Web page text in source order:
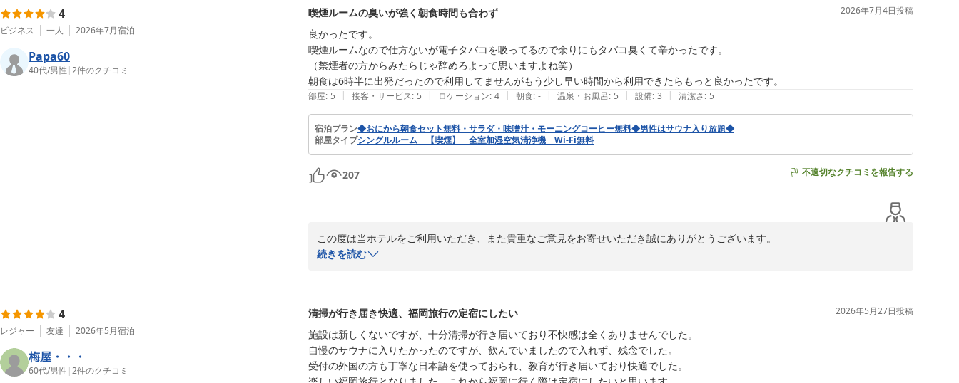
一方で、天神駅からホテルまでの道順が分かりづらかったとのご意見をお寄せいただき、ありがとうございます。初めてお越しの
お客様にも安心してお越しいただけるよう、アクセス案内の改善に努めてまいります。
また福岡へお越しの際には、ぜひ当ホテルをご利用くださいませ。
平和台ホテル天神
2026-07-09
4
ビジネス 一人 2026年7月宿泊
Papa60
40代/男性 |2件のクチコミ
喫煙ルームの臭いが強く朝食時間も合わず 2026年7月4日投稿
良かったです。
喫煙ルームなので仕方ないが電子タバコを吸ってるので余りにもタバコ臭くて辛かったです。
（禁煙者の方からみたらじゃ辞めろよって思いますよね笑）
朝食は6時半に出発だったので利用してませんがもう少し早い時間から利用できたらもっと良かったです。
部屋: 5 | 接客・サービス: 5 | ロケーション: 4 | 朝食: - | 温泉・お風呂: 5 | 設備: 3 | 清潔さ: 5
宿泊プラン◆おにから朝食セット無料・サラダ・味噌汁・モーニングコーヒー無料◆男性はサウナ入り放題◆
部屋タイプシングルルーム 【喫煙】 全室加湿空気清浄機 Wi-Fi無料
207 不適切なクチコミを報告する
この度は当ホテルをご利用いただき、また貴重なご意見をお寄せいただき誠にありがとうございます。
喫煙ルームの臭いにつきまして、ご不快な思いをさせてしまい申し訳ございません。電子タバコをご利用のお客様にも快適にお過
の改善の参考とさせていただきます。
次回ご利用の際にはより快適にお過ごしいただけるよう努めてまいりますので、またのご来館を心よりお待ちしております。
平和台ホテル天神
続きを読む
4
レジャー 友達 2026年5月宿泊
梅屋・・・
60代/男性 |2件のクチコミ
清掃が行き届き快適、福岡旅行の定宿にしたい 2026年5月27日投稿
施設は新しくないですが、十分清掃が行き届いており不快感は全くありませんでした。
自慢のサウナに入りたかったのですが、飲んでいましたので入れず、残念でした。
受付の外国の方も丁寧な日本語を使っておられ、教育が行き届いており快適でした。